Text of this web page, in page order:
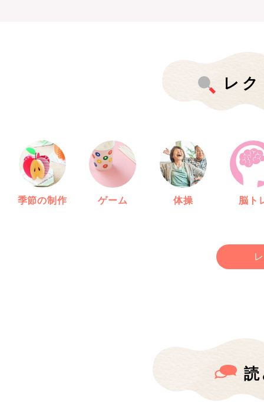
レ
季節の制作 ゲーム 体操 脳ト